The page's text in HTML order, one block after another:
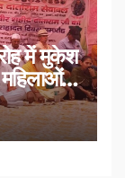
में मुकेश